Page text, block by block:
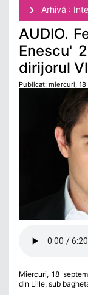
Arhivă :
AUDIO.
Enescu'
dirijorul
Publicat: miercuri,
Miercuri, 18
din Lille, sub